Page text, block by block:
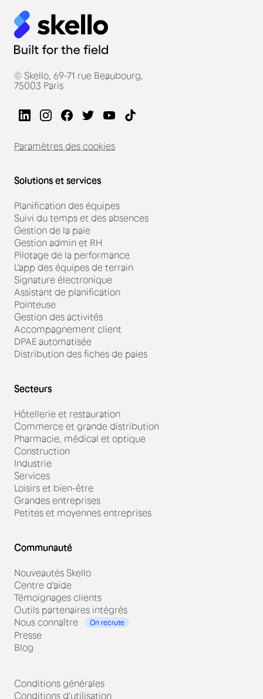
© Skello, 69-71 rue Beaubourg,
75003 Paris
Paramètres des cookies
Solutions et services
Planification des équipes
Suivi du temps et des absences
Gestion de la paie
Gestion admin et RH
Pilotage de la performance
L'app des équipes de terrain
Signature électronique
Assistant de planification
Pointeuse
Gestion des activités
Accompagnement client
DPAE automatisée
Distribution des fiches de paies
Secteurs
Hôtellerie et restauration
Commerce et grande distribution
Pharmacie, médical et optique
Construction
Industrie
Services
Loisirs et bien-être
Grandes entreprises
Petites et moyennes entreprises
Communauté
Nouveautés Skello
Centre d'aide
Témoignages clients
Outils partenaires intégrés
Nous connaître
On recrute
Presse
Blog
Conditions générales
Conditions d'utilisation